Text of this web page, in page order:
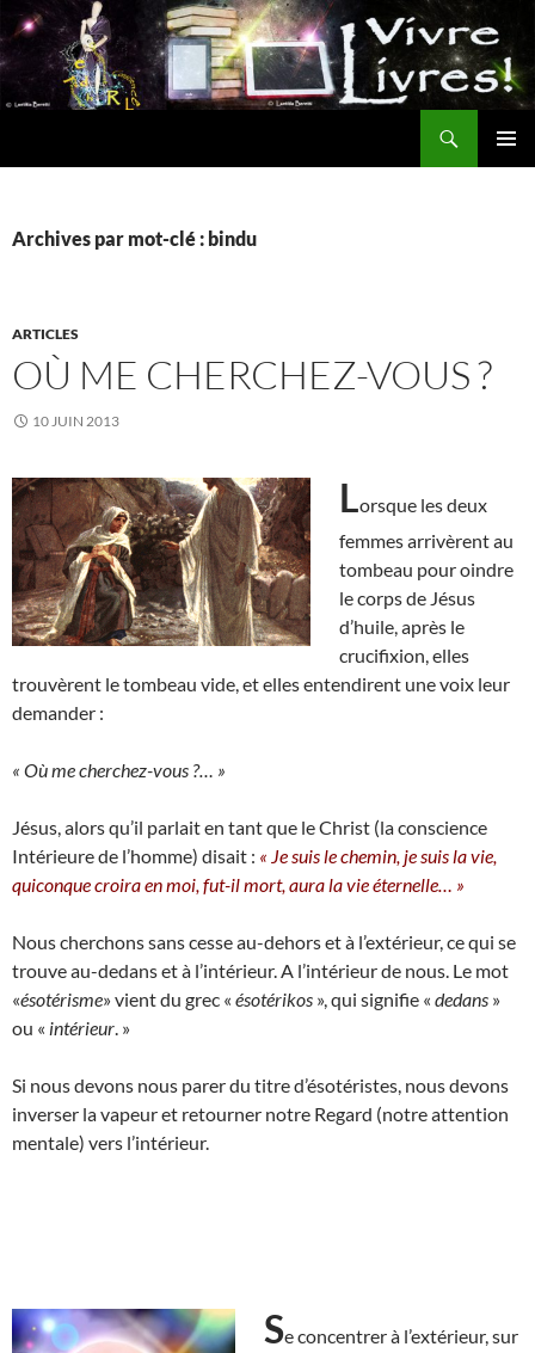
Aller
au
contenu
Archives par mot-clé : bindu
ARTICLES
OÙ ME CHERCHEZ-VOUS ?
10 JUIN 2013
Lorsque les deux
femmes arrivèrent au
tombeau pour oindre
le corps de Jésus
d’huile, après le
crucifixion, elles
trouvèrent le tombeau vide, et elles entendirent une voix leur
demander :
« Où me cherchez-vous ?… »
Jésus, alors qu’il parlait en tant que le Christ (la conscience
Intérieure de l’homme) disait : « Je suis le chemin, je suis la vie,
quiconque croira en moi, fut-il mort, aura la vie éternelle… »
Nous cherchons sans cesse au-dehors et à l’extérieur, ce qui se
trouve au-dedans et à l’intérieur. A l’intérieur de nous. Le mot
«ésotérisme» vient du grec « ésotérikos », qui signifie « dedans »
ou « intérieur . »
Si nous devons nous parer du titre d’ésotéristes, nous devons
inverser la vapeur et retourner notre Regard (notre attention
mentale) vers l’intérieur.
Se concentrer à l’extérieur, sur